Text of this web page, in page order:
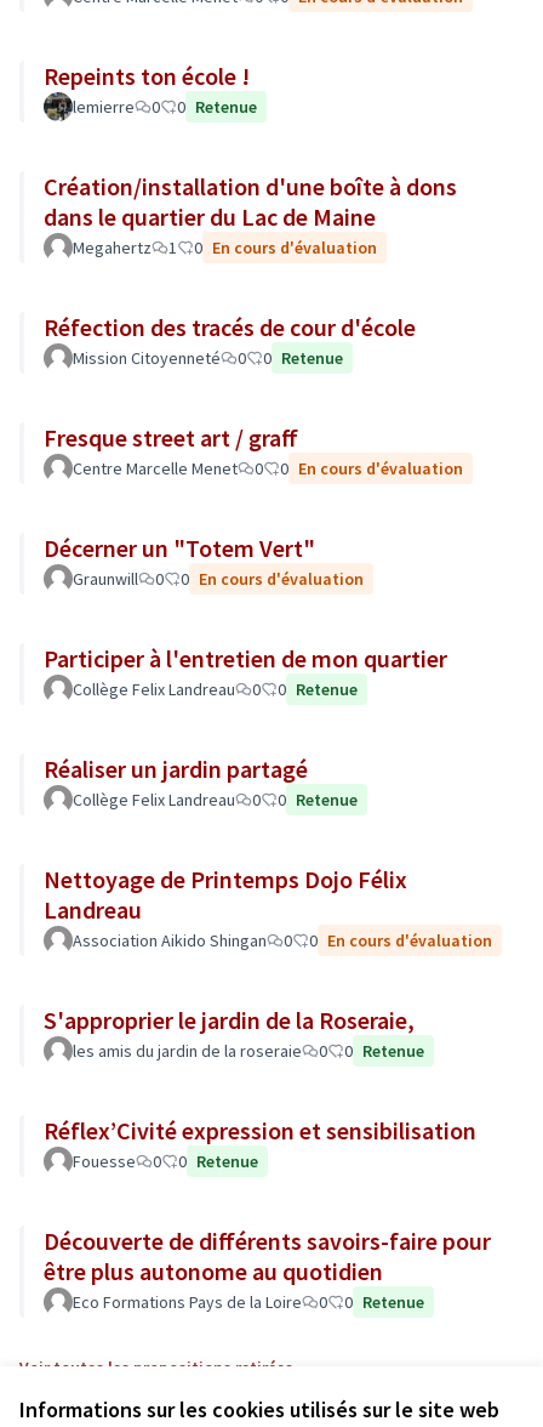
Informations sur les cookies utilisés sur le site web
Repeints ton école !
lemierre 0 0 Retenue
Création/installation d'une boîte à dons
dans le quartier du Lac de Maine
Megahertz 1 0 En cours d'évaluation
Réfection des tracés de cour d'école
Mission Citoyenneté 0 0 Retenue
Fresque street art / graff
Centre Marcelle Menet 0 0 En cours d'évaluation
Décerner un "Totem Vert"
Graunwill 0 0 En cours d'évaluation
Participer à l'entretien de mon quartier
Collège Felix Landreau 0 0 Retenue
Réaliser un jardin partagé
Collège Felix Landreau 0 0 Retenue
Nettoyage de Printemps Dojo Félix
Landreau
Association Aikido Shingan 0 0 En cours d'évaluation
S'approprier le jardin de la Roseraie,
les amis du jardin de la roseraie 0 0 Retenue
Réflex’Civité expression et sensibilisation
Fouesse 0 0 Retenue
Découverte de différents savoirs-faire pour
être plus autonome au quotidien
Eco Formations Pays de la Loire 0 0 Retenue
Voir toutes les propositions retirées